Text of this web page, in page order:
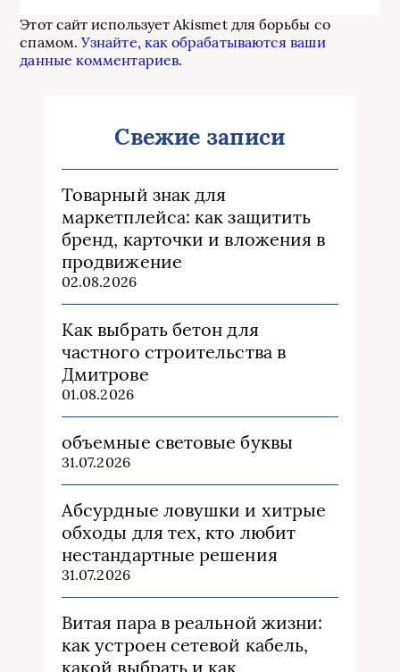
Этот сайт использует Akismet для борьбы со
спамом.Узнайте, как обрабатываются ваши
данные комментариев.
Свежие записи
Товарный знак для
маркетплейса: как защитить
бренд, карточки и вложения в
продвижение
02.08.2026
Как выбрать бетон для
частного строительства в
Дмитрове
01.08.2026
объемные световые буквы
31.07.2026
Абсурдные ловушки и хитрые
обходы для тех, кто любит
нестандартные решения
31.07.2026
Витая пара в реальной жизни:
как устроен сетевой кабель,
какой выбрать и как